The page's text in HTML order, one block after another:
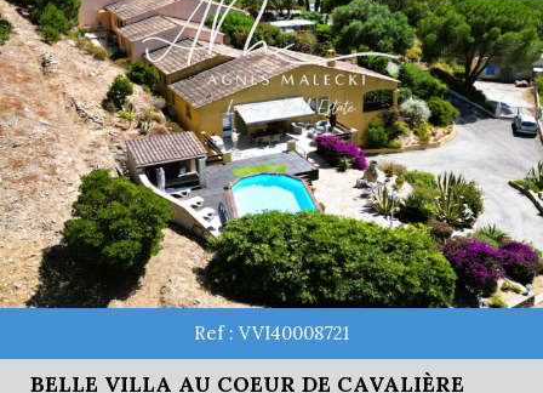
Ref : VVI40008721
BELLE VILLA AU COEUR DE CAVALIÈRE